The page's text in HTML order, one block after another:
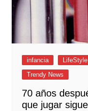
infancia LifeStyle
Trendy News
70 años
que jugar